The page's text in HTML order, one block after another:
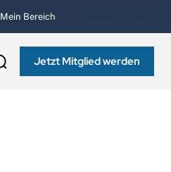
Mein Bereich
Jetzt Mitglied werden